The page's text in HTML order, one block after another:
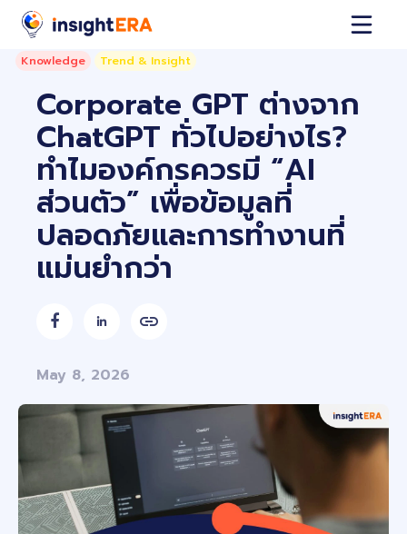
Knowledge Trend & Insight
Corporate GPT ต่างจาก
ChatGPT ทั่วไปอย่างไร?
ทำไมองค์กรควรมี “AI
ส่วนตัว” เพื่อข้อมูลที่
ปลอดภัยและการทำงานที่
แม่นยำกว่า
 
May 8, 2026